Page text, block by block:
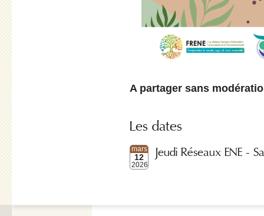
A partager sans
Les dates
mars
12
2026
Jeudi Réseaux ENE -